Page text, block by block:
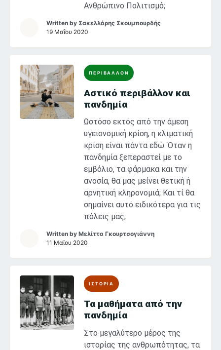
Ανθρώπινο Πολιτισμό;
Written by Σακελλάρης Σκουμπουρδής
19 Μαΐου 2020
ΠΕΡΙΒΑΛΛΟΝ
Αστικό περιβάλλον και
πανδημία
Ωστόσο εκτός από την άμεση
υγειονομική κρίση, η κλιματική
κρίση είναι πάντα εδώ. Όταν η
πανδημία ξεπεραστεί με το
εμβόλιο, τα φάρμακα και την
ανοσία, θα μας μείνει θετική ή
αρνητική κληρονομιά; Και τί θα
σημαίνει αυτό ειδικότερα για τις
πόλεις μας;
Written by Μελίττα Γκουρτσογιάννη
11 Μαΐου 2020
ΙΣΤΟΡΙΑ
Τα μαθήματα από την
πανδημία
Στο μεγαλύτερο μέρος της
ιστορίας της ανθρωπότητας, τα